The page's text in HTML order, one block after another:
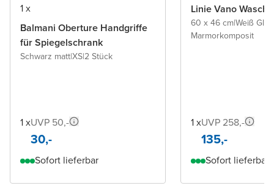
1 x
Balmani Oberture Handgriffe
für Spiegelschrank
Schwarz matt|XS|2 Stück
1 xUVP 50,-
30,-
Sofort lieferbar
Linie Vano
60 x 46 cm|Weiß
Marmorkomposit
1 xUVP 258,-
135,-
Sofort lieferbar